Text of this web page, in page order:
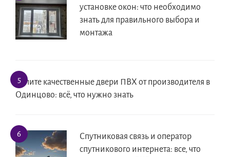
установке окон: что необходимо
знать для правильного выбора и
монтажа
Купите качественные двери ПВХ от производителя в
Одинцово: всё, что нужно знать
Спутниковая связь и оператор
спутникового интернета: все, что